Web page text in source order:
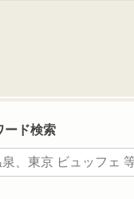
ード検索